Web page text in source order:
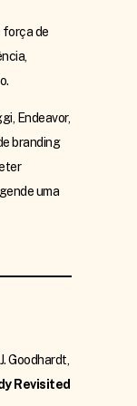
força de
Endeavor,
branding
uma
Goodhardt,
Revisited